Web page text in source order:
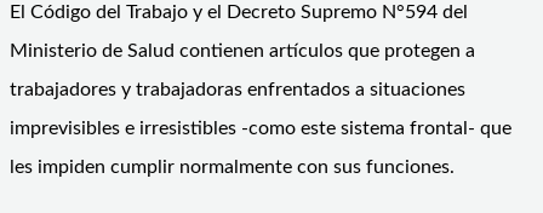
El Código del Trabajo y el Decreto Supremo N°594 del
Ministerio de Salud contienen artículos que protegen a
trabajadores y trabajadoras enfrentados a situaciones
imprevisibles e irresistibles -como este sistema frontal- que
les impiden cumplir normalmente con sus funciones.